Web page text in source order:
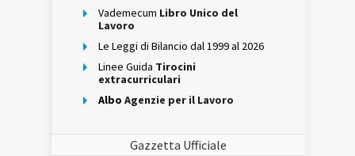
Vademecum Libro Unico del
Lavoro
Le Leggi di Bilancio dal 1999 al 2026
Linee Guida Tirocini
extracurriculari
Albo Agenzie per il Lavoro
Gazzetta Ufficiale